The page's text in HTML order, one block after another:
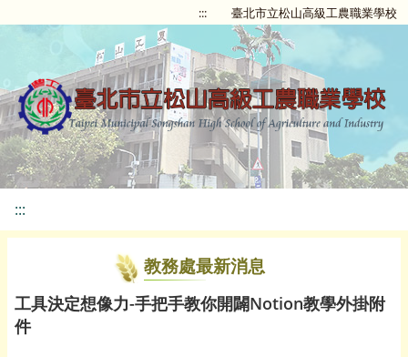
::: 臺北市立松山高級工農職業學校
:::
教務處最新消息
工具決定想像力-手把手教你開闢Notion教學外掛附
件